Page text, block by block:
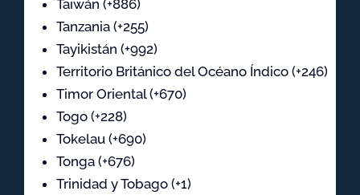
Taiwán (+886)
Tanzania (+255)
Tayikistán (+992)
Territorio Británico del Océano Índico (+246)
Timor Oriental (+670)
Togo (+228)
Tokelau (+690)
Tonga (+676)
Trinidad y Tobago (+1)